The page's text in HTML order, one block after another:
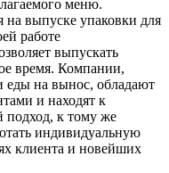
меню.
выпуске упаковки для
работе
выпускать
время. Компании,
еды на вынос, обладают
и находят к
подход, к тому же
индивидуальную
клиента и новейших